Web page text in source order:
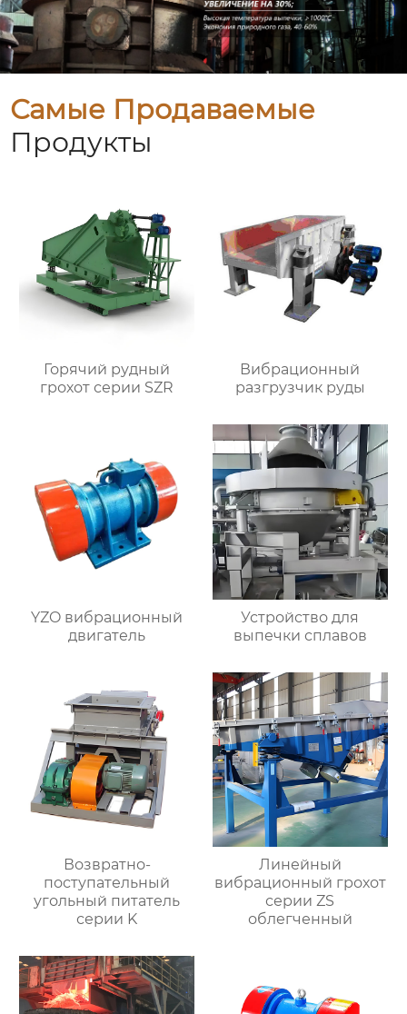
Самые Продаваемые
Продукты
Горячий рудный
грохот серии SZR
Вибрационный
разгрузчик руды
YZO вибрационный
двигатель
Устройство для
выпечки сплавов
Возвратно-
поступательный
угольный питатель
серии K
Линейный
вибрационный грохот
серии ZS
облегченный